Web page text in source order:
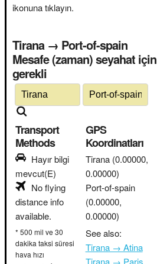
ikonuna tıklayın.
Tirana → Port-of-spain
Mesafe (zaman) seyahat için
gerekli
Transport
Methods
Hayır bilgi
mevcut(E)
No flying
distance info
available.
* 500 mil ve 30
dakika taksi süresi
hava hızı
GPS
Koordinatları
Tirana (0.00000,
0.00000)
Port-of-spain
(0.00000,
0.00000)
See also:
Tirana → Atina
Tirana → Paris